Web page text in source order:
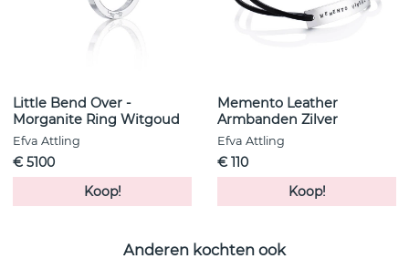
Little Bend Over -
Morganite Ring Witgoud
Efva Attling
€ 5100
Koop!
Memento Leather
Armbanden Zilver
Efva Attling
€ 110
Koop!
Anderen kochten ook